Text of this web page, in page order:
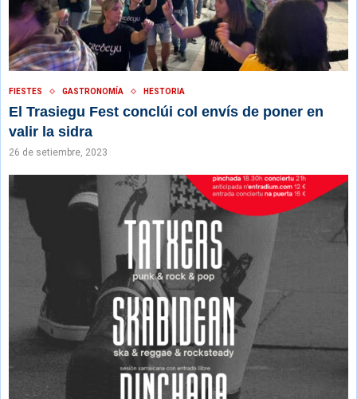
FIESTES GASTRONOMÍA HESTORIA
El Trasiegu Fest conclúi col envís de poner en
valir la sidra
26 de setiembre, 2023